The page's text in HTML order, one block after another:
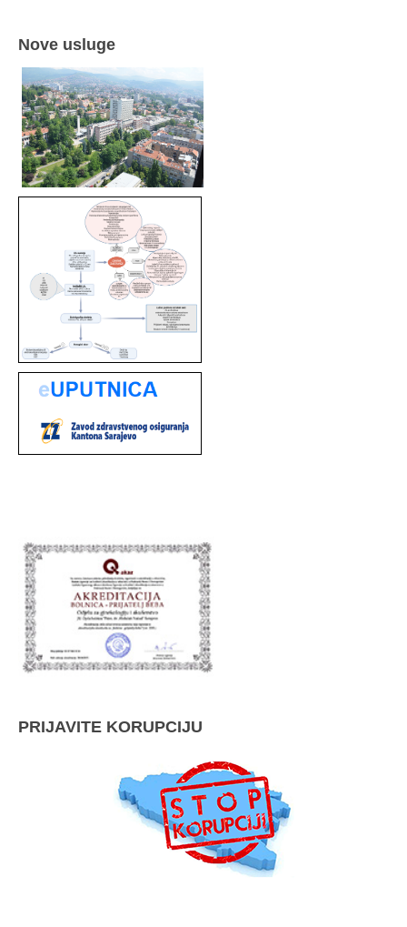
Nove usluge
PRIJAVITE KORUPCIJU